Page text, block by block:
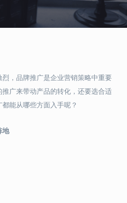
，品牌推广是企业营销策略中重要
广来带动产品的转化，还要选合适
能从哪些方面入手呢？
地